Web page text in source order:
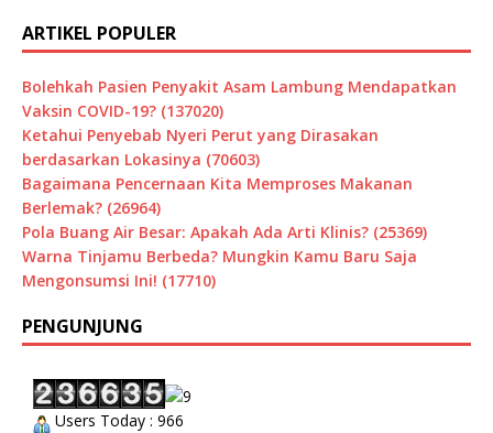
ARTIKEL POPULER
Bolehkah Pasien Penyakit Asam Lambung Mendapatkan
Vaksin COVID-19? (137020)
Ketahui Penyebab Nyeri Perut yang Dirasakan
berdasarkan Lokasinya (70603)
Bagaimana Pencernaan Kita Memproses Makanan
Berlemak? (26964)
Pola Buang Air Besar: Apakah Ada Arti Klinis? (25369)
Warna Tinjamu Berbeda? Mungkin Kamu Baru Saja
Mengonsumsi Ini! (17710)
PENGUNJUNG
Users Today : 966